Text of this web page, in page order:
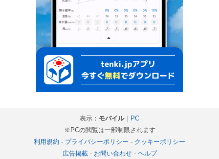
表示： モバイル｜ PC
※PCの閲覧は一部制限されます
利用規約 - プライバシーポリシー - クッキーポリシー
広告掲載- お問い合わせ- ヘルプ